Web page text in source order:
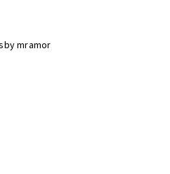
mramor